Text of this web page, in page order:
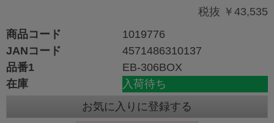
税抜 ￥43,535
商品コード
1019776
JANコード
4571486310137
品番1
EB-306BOX
在庫
入荷待ち
お気に入りに登録する